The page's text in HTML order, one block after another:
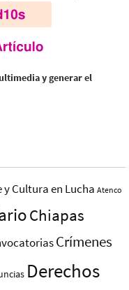
y generar el
y Cultura en Lucha Atenco
Chiapas
Crímenes
Derechos